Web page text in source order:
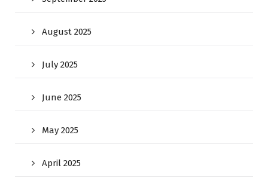
August 2025
July 2025
June 2025
May 2025
April 2025